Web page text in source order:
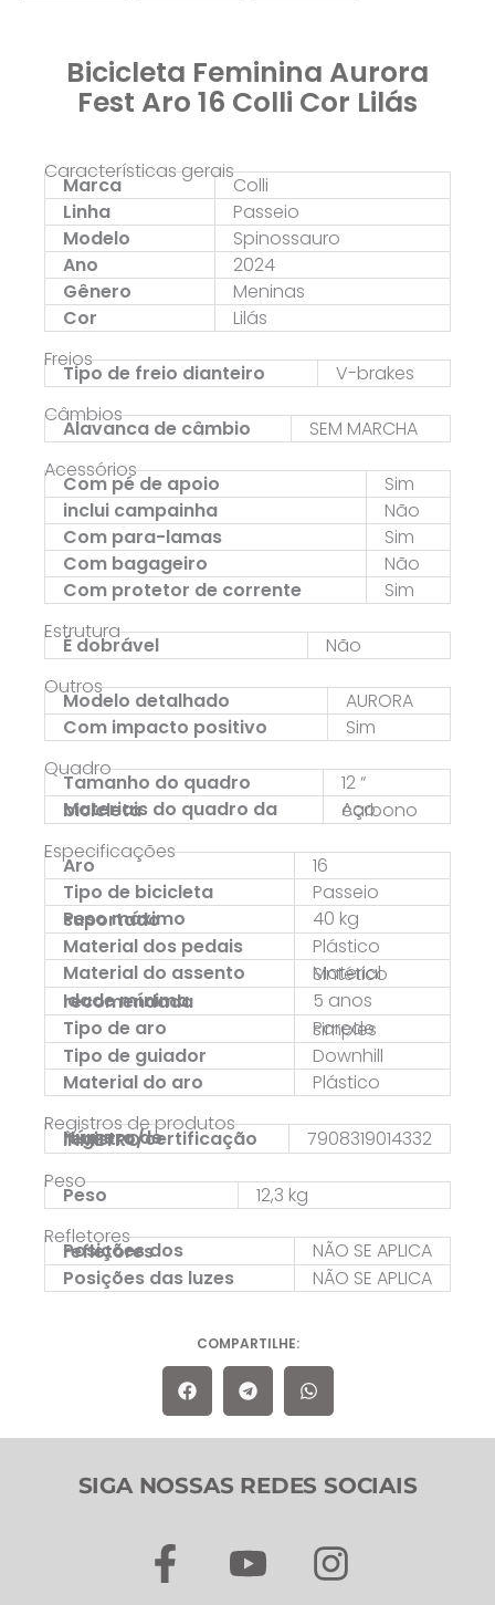
Bicicleta Feminina Aurora
Fest Aro 16 Colli Cor Lilás
Características gerais
Marca
Colli
Linha
Passeio
Modelo
Spinossauro
Ano
2024
Gênero
Meninas
Cor
Lilás
Freios
Tipo de freio dianteiro
V-brakes
Câmbios
Alavanca de câmbio
SEM MARCHA
Acessórios
Com pé de apoio
Sim
inclui campainha
Não
Com para-lamas
Sim
Com bagageiro
Não
Com protetor de corrente
Sim
Estrutura
É dobrável
Não
Outros
Modelo detalhado
AURORA
Com impacto positivo
Sim
Quadro
Tamanho do quadro
12 “
Materiais do quadro da bicicleta
Aço carbono
Especificações
Aro
16
Tipo de bicicleta
Passeio
Peso máximo suportado
40 kg
Material dos pedais
Plástico
Material do assento
Material Sintético
Idade mínima recomendada
5 anos
Tipo de aro
Parede simples
Tipo de guiador
Downhill
Material do aro
Plástico
Registros de produtos
Número de registro/certificação INMETRO
7908319014332
Peso
Peso
12,3 kg
Refletores
Posições dos refletores
NÃO SE APLICA
Posições das luzes
NÃO SE APLICA
COMPARTILHE:
SIGA NOSSAS REDES SOCIAIS
F
a
Y
o
I
n